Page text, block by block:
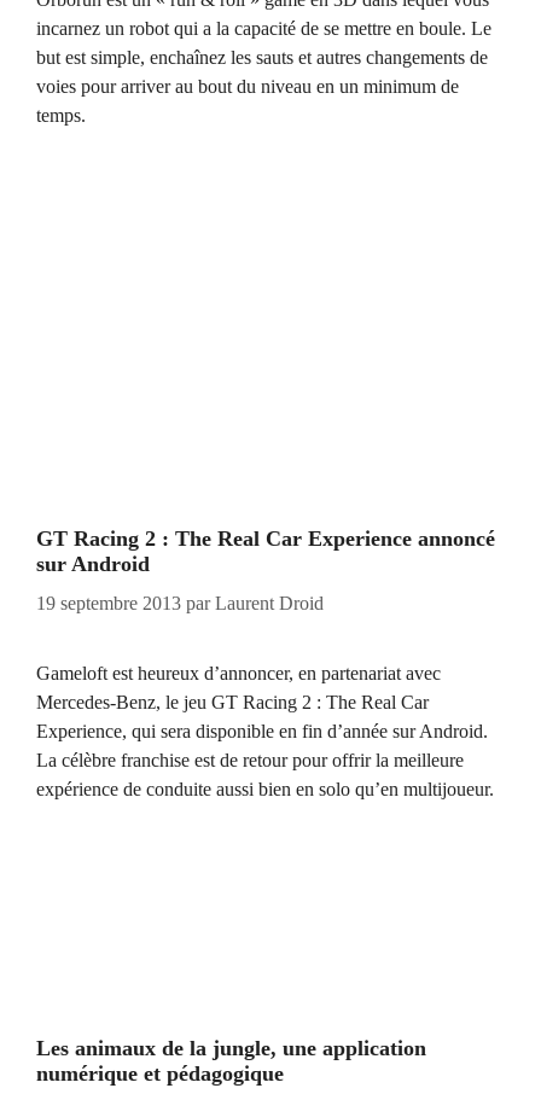
incarnez un robot qui a la capacité de se mettre en boule. Le
but est simple, enchaînez les sauts et autres changements de
voies pour arriver au bout du niveau en un minimum de
temps.
GT Racing 2 : The Real Car Experience annoncé
sur Android
19 septembre 2013 parLaurent Droid
Gameloft est heureux d’annoncer, en partenariat avec
Mercedes-Benz, le jeu GT Racing 2 : The Real Car
Experience, qui sera disponible en fin d’année sur Android.
La célèbre franchise est de retour pour offrir la meilleure
expérience de conduite aussi bien en solo qu’en multijoueur.
Les animaux de la jungle, une application
numérique et pédagogique